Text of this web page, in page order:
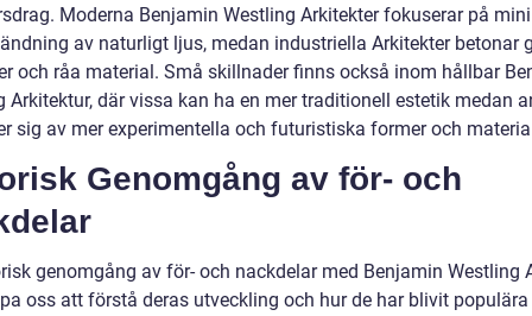
Moderna Benjamin Westling Arkitekter fokuserar på
av naturligt ljus, medan industriella Arkitekter betonar
och råa material. Små skillnader finns också inom hållbar
Arkitektur, där vissa kan ha en mer traditionell estetik medan
sig av mer experimentella och futuristiska former och
Genomgång av för- och
genomgång av för- och nackdelar med Benjamin Westling
oss att förstå deras utveckling och hur de har blivit populära